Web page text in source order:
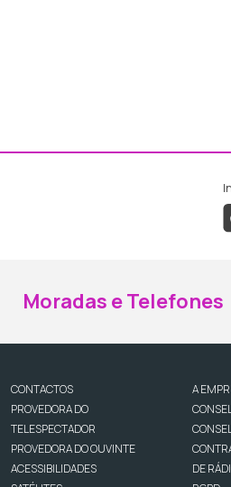
ao Facebook da
ao Instagram
Moradas e Telefones
CONTACTOS
PROVEDORA DO
TELESPECTADOR
PROVEDORA DO OUVINTE
ACESSIBILIDADES
A
DE